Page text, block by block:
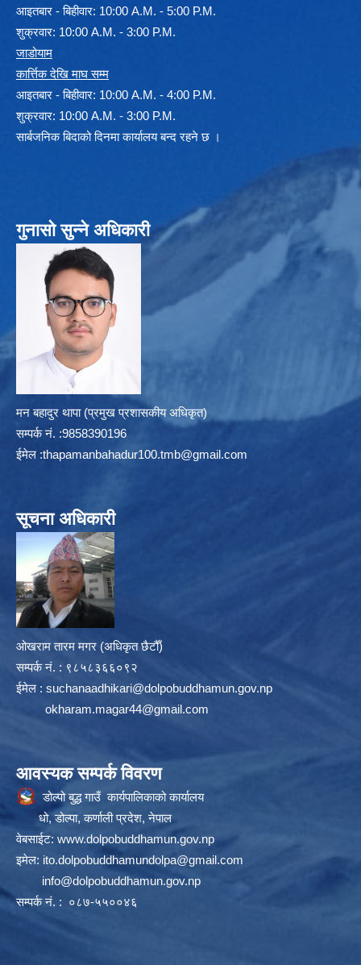
आइतबार - बिहीवार: 10:00 A.M. - 5:00 P.M.
शुक्रवार: 10:00 A.M. - 3:00 P.M.
जाडोयाम
कार्त्तिक देखि माघ सम्म
आइतबार - बिहीवार: 10:00 A.M. - 4:00 P.M.
शुक्रवार: 10:00 A.M. - 3:00 P.M.
सार्बजनिक बिदाको दिनमा कार्यालय बन्द रहने छ ।
गुनासो सुन्ने अधिकारी
मन बहादुर थापा (प्रमुख प्रशासकीय अधिकृत)
सम्पर्क न‌ं. :9858390196
ईमेल :thapamanbahadur100.tmb@gmail.com
सूचना अधिकारी
ओखराम तारम मगर (अधिकृत छैटौँ)
सम्पर्क न‌ं. : ९८५८३६६०९२
ईमेल : suchanaadhikari@dolpobuddhamun.gov.np
okharam.magar44@gmail.com
आवस्यक सम्पर्क विवरण
डोल्पो बुद्ध गाउँ कार्यपालिकाको कार्यालय
धो, डोल्पा, कर्णाली प्रदेश, नेपाल
वेबसाईट: www.dolpobuddhamun.gov.np
इमेल: ito.dolpobuddhamundolpa@gmail.com
info@dolpobuddhamun.gov.np
सम्पर्क नं. : ०८७-५५००४६